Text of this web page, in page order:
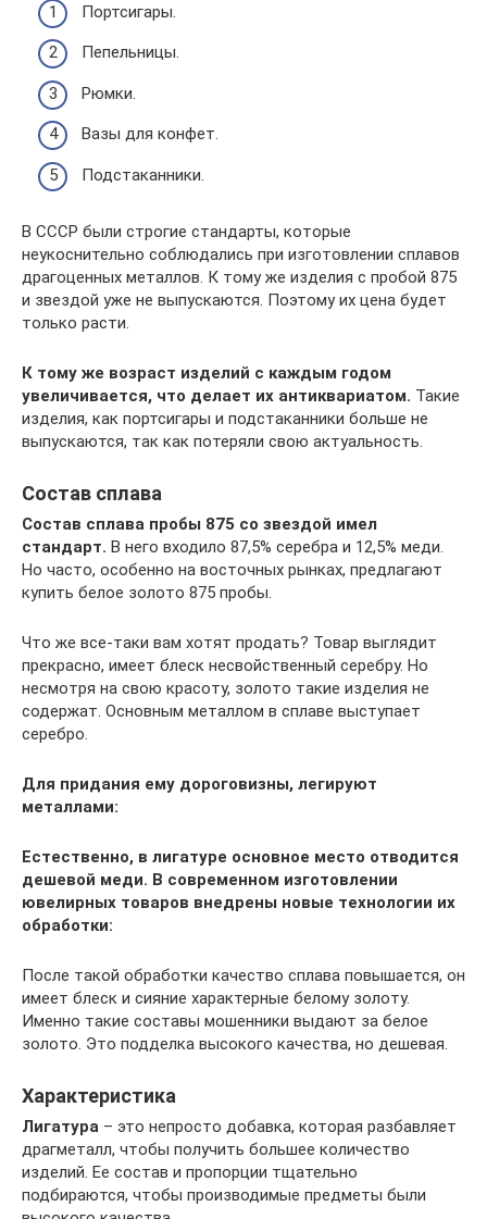
Портсигары.
Пепельницы.
Рюмки.
Вазы для конфет.
Подстаканники.
В СССР были строгие стандарты, которые
неукоснительно соблюдались при изготовлении сплавов
драгоценных металлов. К тому же изделия с пробой 875
и звездой уже не выпускаются. Поэтому их цена будет
только расти.
К тому же возраст изделий с каждым годом
увеличивается, что делает их антиквариатом. Такие
изделия, как портсигары и подстаканники больше не
выпускаются, так как потеряли свою актуальность.
Состав сплава
Состав сплава пробы 875 со звездой имел
стандарт. В него входило 87,5% серебра и 12,5% меди.
Но часто, особенно на восточных рынках, предлагают
купить белое золото 875 пробы.
Что же все-таки вам хотят продать? Товар выглядит
прекрасно, имеет блеск несвойственный серебру. Но
несмотря на свою красоту, золото такие изделия не
содержат. Основным металлом в сплаве выступает
серебро.
Для придания ему дороговизны, легируют
металлами:
Естественно, в лигатуре основное место отводится
дешевой меди. В современном изготовлении
ювелирных товаров внедрены новые технологии их
обработки:
После такой обработки качество сплава повышается, он
имеет блеск и сияние характерные белому золоту.
Именно такие составы мошенники выдают за белое
золото. Это подделка высокого качества, но дешевая.
Характеристика
Лигатура – это непросто добавка, которая разбавляет
драгметалл, чтобы получить большее количество
изделий. Ее состав и пропорции тщательно
подбираются, чтобы производимые предметы были